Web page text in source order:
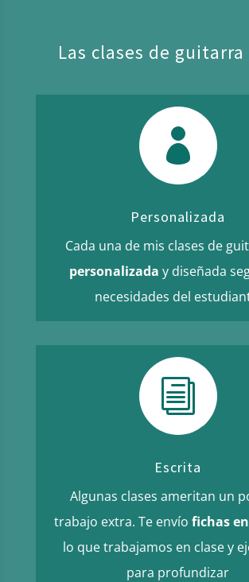
Las clases de

Personalizada
Cada una de mis clases de
personalizada y diseñada
necesidades del
i
Escrita
Algunas clases ameritan un
trabajo extra. Te envío fichas en
lo que trabajamos en clase y
para profundizar